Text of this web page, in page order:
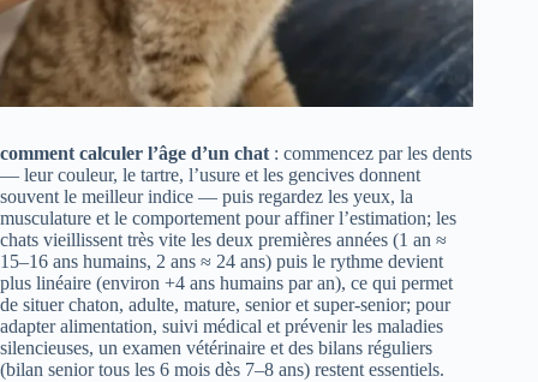
comment calculer l’âge d’un chat : commencez par les dents
— leur couleur, le tartre, l’usure et les gencives donnent
souvent le meilleur indice — puis regardez les yeux, la
musculature et le comportement pour affiner l’estimation; les
chats vieillissent très vite les deux premières années (1 an ≈
15–16 ans humains, 2 ans ≈ 24 ans) puis le rythme devient
plus linéaire (environ +4 ans humains par an), ce qui permet
de situer chaton, adulte, mature, senior et super‑senior; pour
adapter alimentation, suivi médical et prévenir les maladies
silencieuses, un examen vétérinaire et des bilans réguliers
(bilan senior tous les 6 mois dès 7–8 ans) restent essentiels.